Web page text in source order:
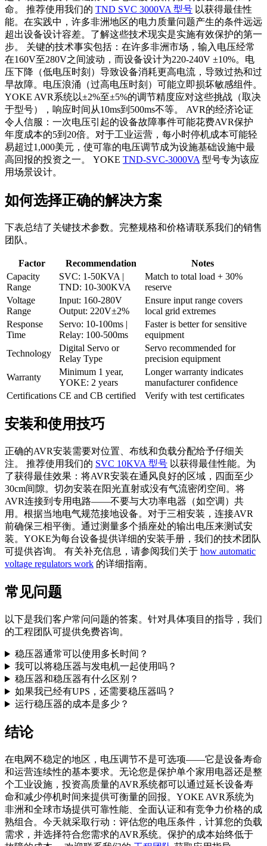
命。 推荐使用我们的 TND SVC 3000VA 型号 以获得最佳性
能。在实践中，许多非洲地区的电力质量问题产生的条件远远
超出设备设计容差。了解这些技术现实是实施有效保护的第一
步。 关键的技术事实包括：在许多非洲市场，输入电压经常
在160V至280V之间波动，而设备设计为220-240V ±10%。电
压下降（低电压时刻）导致设备消耗更高电流，导致过热和过
早故障。电压浪涌（过高电压时刻）可能立即损坏敏感组件。
YOKE AVR系统以±2%至±5%的调节精度应对这些挑战（取决
于型号），响应时间从10ms到500ms不等。 AVR的经济论证
令人信服：一次电压引起的设备故障事件可能花费AVR保护
年度成本的5到20倍。对于工业运营，每小时停机成本可能轻
易超过1,000美元，使可靠的电压调节成为设施基础设施中最
高回报的投资之一。 YOKE TND-SVC-3000VA 型号专为该应
用场景设计。
如何选择正确的解决方案
下表总结了关键技术参数。完整规格和价格请联系我们的销售
团队。
Factor Recommendation
Notes
Capacity
Range
SVC: 1-50KVA |
TND: 10-300KVA
Match to total load + 30%
reserve
Voltage
Range
Input: 160-280V
Output: 220V±2%
Ensure input range covers
local grid extremes
Response
Time
Servo: 10-100ms |
Relay: 100-500ms
Faster is better for sensitive
equipment
Technology
Digital Servo or
Relay Type
Servo recommended for
precision equipment
Warranty
Minimum 1 year,
YOKE: 2 years
Longer warranty indicates
manufacturer confidence
Certifications CE and CB certified Verify with test certificates
安装和使用技巧
正确的AVR安装需要对位置、布线和负载分配给予仔细关
注。 推荐使用我们的 SVC 10KVA 型号 以获得最佳性能。为
了获得最佳效果：将AVR安装在通风良好的区域，四面至少
30cm间隙。切勿安装在阳光直射或没有气流密闭空间。将
AVR连接到专用电路——不要与大功率电器（如空调）共
用。根据当地电气规范接地设备。对于三相安装，连接AVR
前确保三相平衡。通过测量多个插座处的输出电压来测试安
装。YOKE为每台设备提供详细的安装手册，我们的技术团队
可提供咨询。 有关补充信息，请参阅我们关于 how automatic
voltage regulators work 的详细指南。
常见问题
以下是我们客户常问问题的答案。针对具体项目的指导，我们
的工程团队可提供免费咨询。
稳压器通常可以使用多长时间？
我可以将稳压器与发电机一起使用吗？
稳压器和稳压器有什么区别？
如果我已经有UPS，还需要稳压器吗？
运行稳压器的成本是多少？
结论
在电网不稳定的地区，电压调节不是可选项——它是设备寿命
和运营连续性的基本要求。无论您是保护单个家用电器还是整
个工业设施，投资高质量的AVR系统都可以通过延长设备寿
命和减少停机时间来提供可衡量的回报。YOKE AVR系统为
非洲和全球市场提供可靠性能、全面认证和有竞争力价格的成
熟组合。今天就采取行动：评估您的电压条件，计算您的负载
需求，并选择符合您需求的AVR系统。保护的成本始终低于